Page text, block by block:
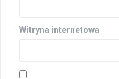
Witryna internetowa